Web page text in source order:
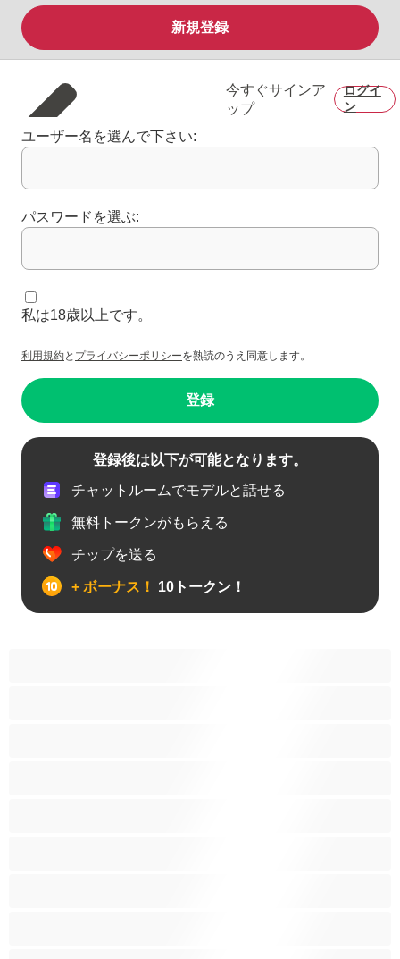
新規登録
今すぐサインア
ップ
ログイ
ン
ユーザー名を選んで下さい:
パスワードを選ぶ:
私は18歳以上です。
利用規約と プライバシーポリシーを熟読のうえ同意します。
登録
登録後は以下が可能となります。
チャットルームでモデルと話せる
無料トークンがもらえる
チップを送る
+ ボーナス！ 10トークン！